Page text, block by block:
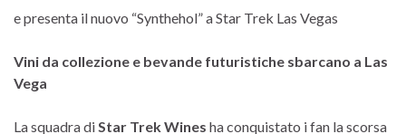
e presenta il nuovo “Synthehol” a Star Trek Las Vegas
Vini da collezione e bevande futuristiche sbarcano a Las
Vega
La squadra di Star Trek Wines ha conquistato i fan la scorsa